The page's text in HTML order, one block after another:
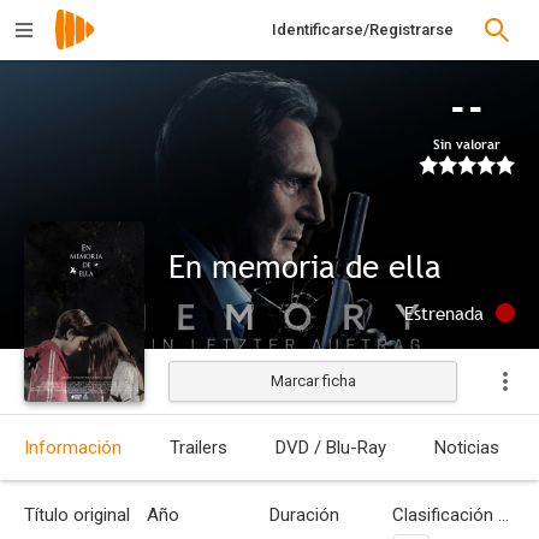
Identificarse/Registrarse
--
Sin valorar
En memoria de ella
Estrenada
Marcar ficha
Información Trailers DVD / Blu-Ray Noticias
Título original Año Duración Clasificación por edades